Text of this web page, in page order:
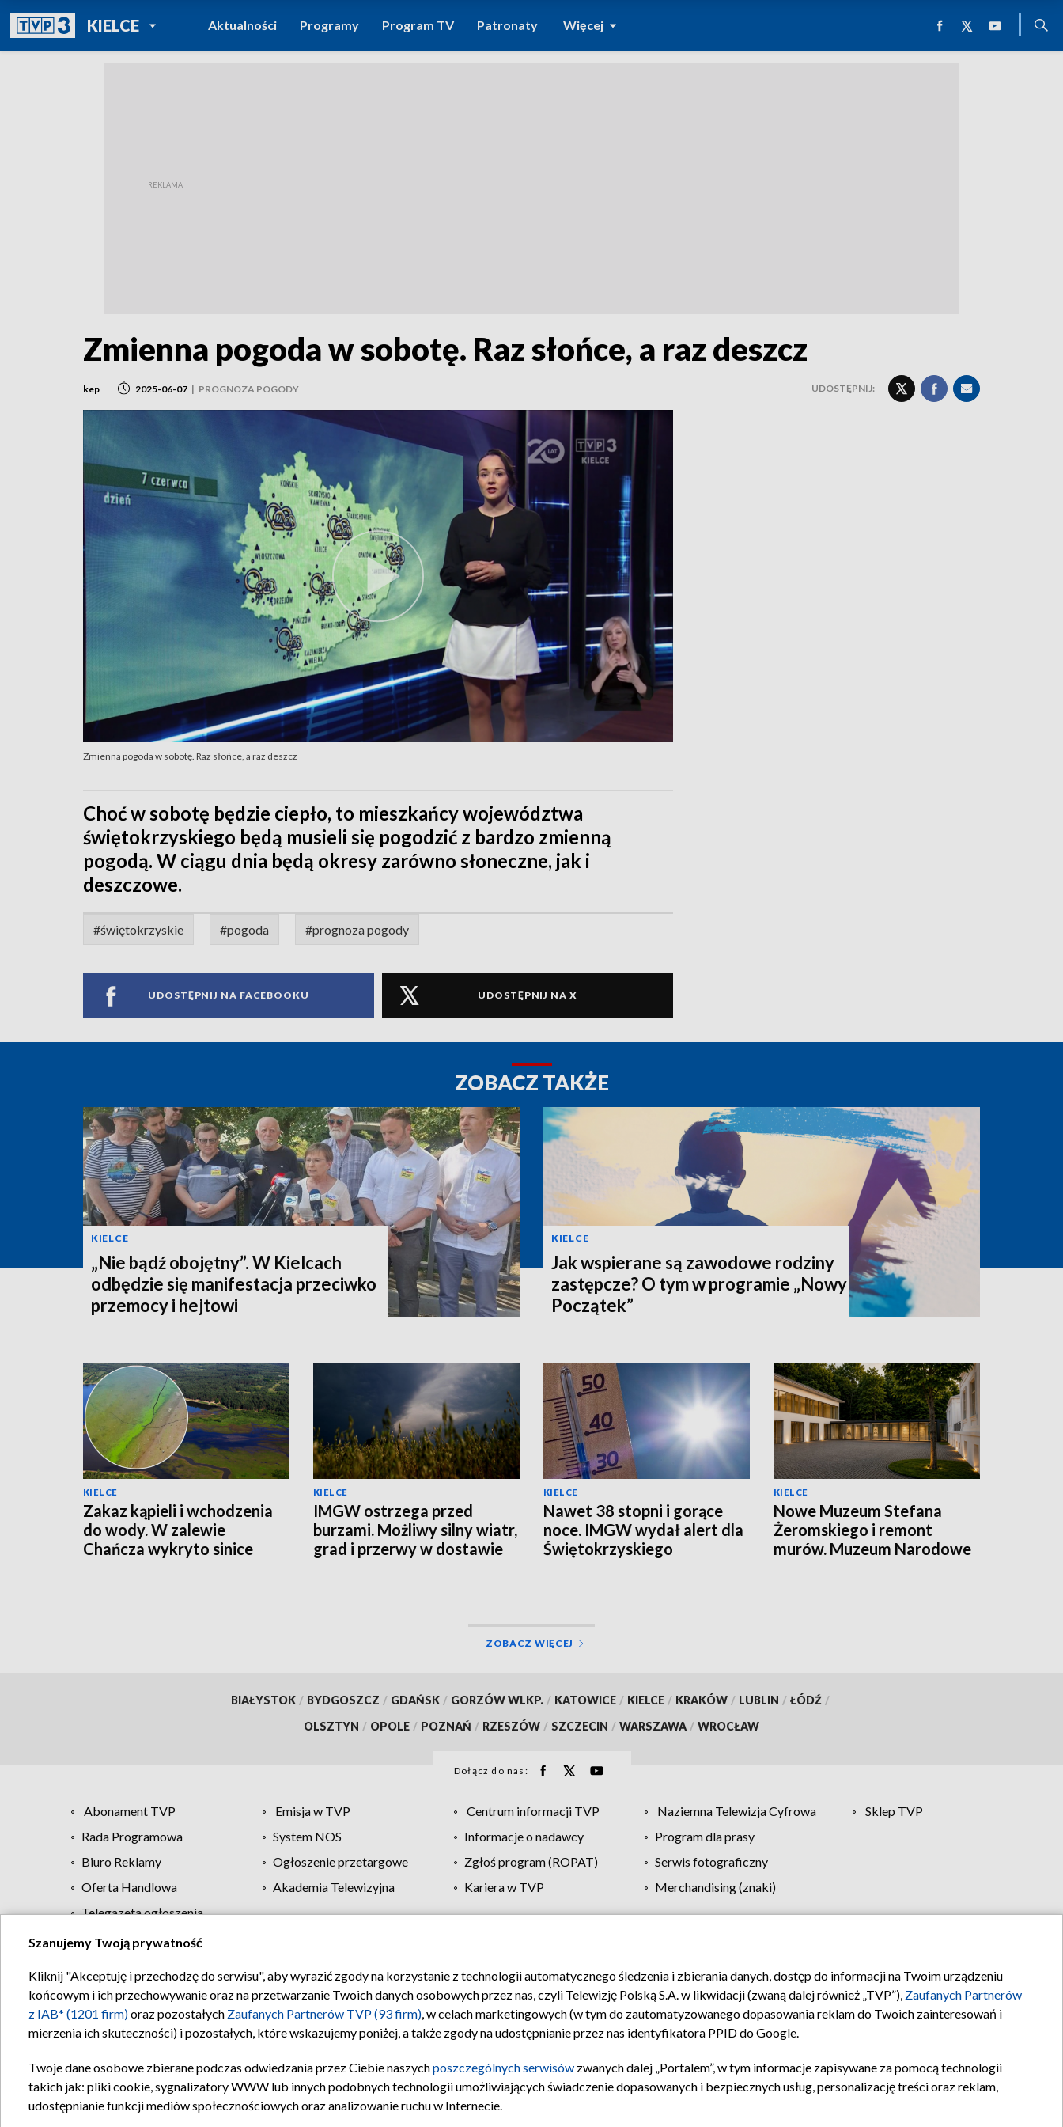
KIELCEPOWRÓT DO
TVP REGIONY
Aktualności Programy Program TV Patronaty Więcej
Zmienna pogoda w sobotę. Raz słońce, a raz deszcz
kep 2025-06-07 | PROGNOZA POGODY UDOSTĘPNIJ:
Zmienna pogoda w sobotę. Raz słońce, a raz deszcz
Choć w sobotę będzie ciepło, to mieszkańcy województwa
świętokrzyskiego będą musieli się pogodzić z bardzo zmienną
pogodą. W ciągu dnia będą okresy zarówno słoneczne, jak i
deszczowe.
#świętokrzyskie #pogoda #prognoza pogody
UDOSTĘPNIJ NA FACEBOOKU UDOSTĘPNIJ NA X
ZOBACZ TAKŻE
KIELCE
„Nie bądź obojętny”. W Kielcach
odbędzie się manifestacja przeciwko
przemocy i hejtowi
KIELCE
Jak wspierane są zawodowe rodziny
zastępcze? O tym w programie „Nowy
Początek”
KIELCE
Zakaz kąpieli i wchodzenia
do wody. W zalewie
Chańcza wykryto sinice
KIELCE
IMGW ostrzega przed
burzami. Możliwy silny wiatr,
grad i przerwy w dostawie
KIELCE
Nawet 38 stopni i gorące
noce. IMGW wydał alert dla
Świętokrzyskiego
KIELCE
Nowe Muzeum Stefana
Żeromskiego i remont
murów. Muzeum Narodowe
ZOBACZ WIĘCEJ
BIAŁYSTOK / BYDGOSZCZ / GDAŃSK / GORZÓW WLKP. / KATOWICE / KIELCE / KRAKÓW / LUBLIN / ŁÓDŹ /
OLSZTYN / OPOLE / POZNAŃ / RZESZÓW / SZCZECIN / WARSZAWA / WROCŁAW
Dołącz do nas:
Abonament TVP Emisja w TVP Centrum informacji TVP Naziemna Telewizja Cyfrowa
Sklep TVP
Rada Programowa
System NOS Informacje o nadawcy
Program dla prasy
Biuro Reklamy
Ogłoszenie przetargowe Zgłoś program (ROPAT)
Serwis fotograficzny
Oferta Handlowa
Akademia Telewizyjna Kariera w TVP
Merchandising (znaki)
Telegazeta ogłoszenia
Regulamin TVP Polityka prywatności Moje zgody Pomoc Biuro reklamy Kontakt
Szanujemy Twoją prywatność
Kliknij "Akceptuję i przechodzę do serwisu", aby wyrazić zgody na korzystanie z technologii automatycznego śledzenia i zbierania danych, dostęp do informacji na Twoim urządzeniu
końcowym i ich przechowywanie oraz na przetwarzanie Twoich danych osobowych przez nas, czyli Telewizję Polską S.A. w likwidacji (zwaną dalej również „TVP”), Zaufanych Partnerów
z IAB* (1201 firm)oraz pozostałych Zaufanych Partnerów TVP (93 firm), w celach marketingowych (w tym do zautomatyzowanego dopasowania reklam do Twoich zainteresowań i
mierzenia ich skuteczności) i pozostałych, które wskazujemy poniżej, a także zgody na udostępnianie przez nas identyfikatora PPID do Google.
Twoje dane osobowe zbierane podczas odwiedzania przez Ciebie naszychposzczególnych serwisów zwanych dalej „Portalem”, w tym informacje zapisywane za pomocą technologii
takich jak: pliki cookie, sygnalizatory WWW lub innych podobnych technologii umożliwiających świadczenie dopasowanych i bezpiecznych usług, personalizację treści oraz reklam,
udostępnianie funkcji mediów społecznościowych oraz analizowanie ruchu w Internecie.